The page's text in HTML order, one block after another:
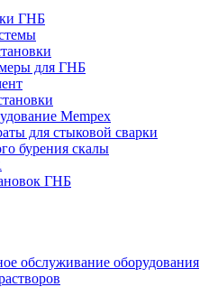
ГНБ
для ГНБ
Mempex
для стыковой сварки
бурения скалы
ГНБ
обслуживание оборудования